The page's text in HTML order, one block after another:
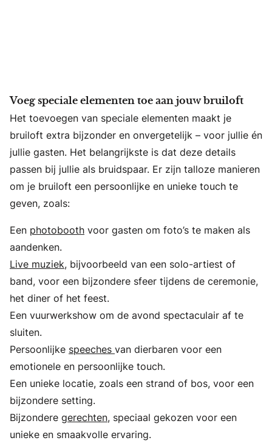
Voeg speciale elementen toe aan jouw bruiloft
Het toevoegen van speciale elementen maakt je
bruiloft extra bijzonder en onvergetelijk – voor jullie én
jullie gasten. Het belangrijkste is dat deze details
passen bij jullie als bruidspaar. Er zijn talloze manieren
om je bruiloft een persoonlijke en unieke touch te
geven, zoals:
Een photobooth voor gasten om foto’s te maken als
aandenken.
Live muziek, bijvoorbeeld van een solo-artiest of
band, voor een bijzondere sfeer tijdens de ceremonie,
het diner of het feest.
Een vuurwerkshow om de avond spectaculair af te
sluiten.
Persoonlijke speeches van dierbaren voor een
emotionele en persoonlijke touch.
Een unieke locatie, zoals een strand of bos, voor een
bijzondere setting.
Bijzondere gerechten, speciaal gekozen voor een
unieke en smaakvolle ervaring.